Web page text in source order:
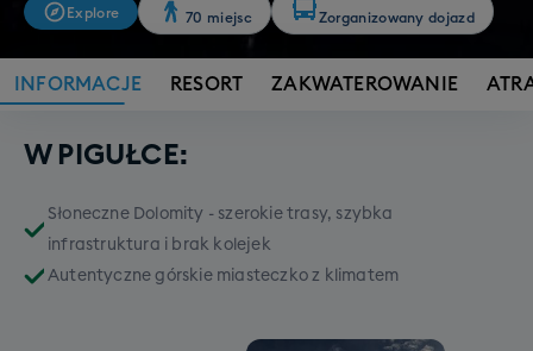
Explore 70 miejsc Zorganizowany dojazd
INFORMACJE RESORT ZAKWATEROWANIE
W PIGUŁCE:
Słoneczne Dolomity - szerokie trasy, szybka
infrastruktura i brak kolejek
Autentyczne górskie miasteczko z klimatem